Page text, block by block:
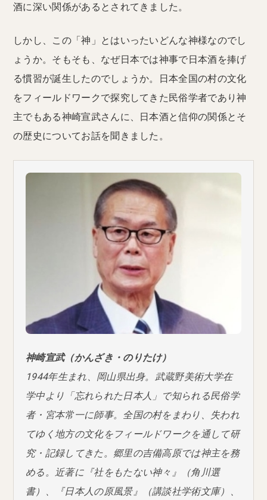
酒に深い関係があるとされてきました。
しかし、この「神」とはいったいどんな神様なのでし
ょうか。そもそも、なぜ日本では神事で日本酒を捧げ
る慣習が誕生したのでしょうか。日本全国の村の文化
をフィールドワークで探究してきた民俗学者であり神
主でもある神崎宣武さんに、日本酒と信仰の関係とそ
の歴史についてお話を聞きました。
神崎宣武（かんざき・のりたけ）
1944年生まれ、岡山県出身。武蔵野美術大学在
学中より「忘れられた日本人」で知られる民俗学
者・宮本常一に師事。全国の村をまわり、失われ
てゆく地方の文化をフィールドワークを通して研
究・記録してきた。郷里の吉備高原では神主を務
める。近著に『社をもたない神々』（角川選
書）、『日本人の原風景』（講談社学術文庫）、